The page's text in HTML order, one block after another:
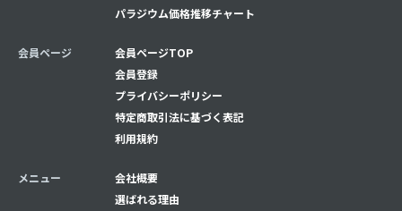
パラジウム価格推移チャート
会員ページ
会員ページTOP
会員登録
プライバシーポリシー
特定商取引法に基づく表記
利用規約
メニュー
会社概要
選ばれる理由